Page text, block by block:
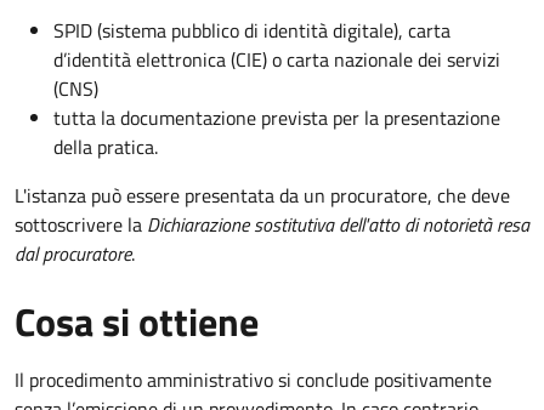
SPID (sistema pubblico di identità digitale), carta
d’identità elettronica (CIE) o carta nazionale dei servizi
(CNS)
tutta la documentazione prevista per la presentazione
della pratica.
L'istanza può essere presentata da un procuratore, che deve
sottoscrivere la Dichiarazione sostitutiva dell'atto di notorietà resa
dal procuratore.
Cosa si ottiene
Il procedimento amministrativo si conclude positivamente